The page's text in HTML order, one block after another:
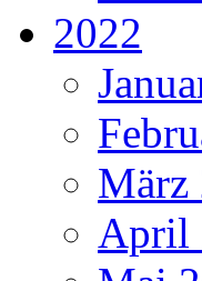
2022
März
April